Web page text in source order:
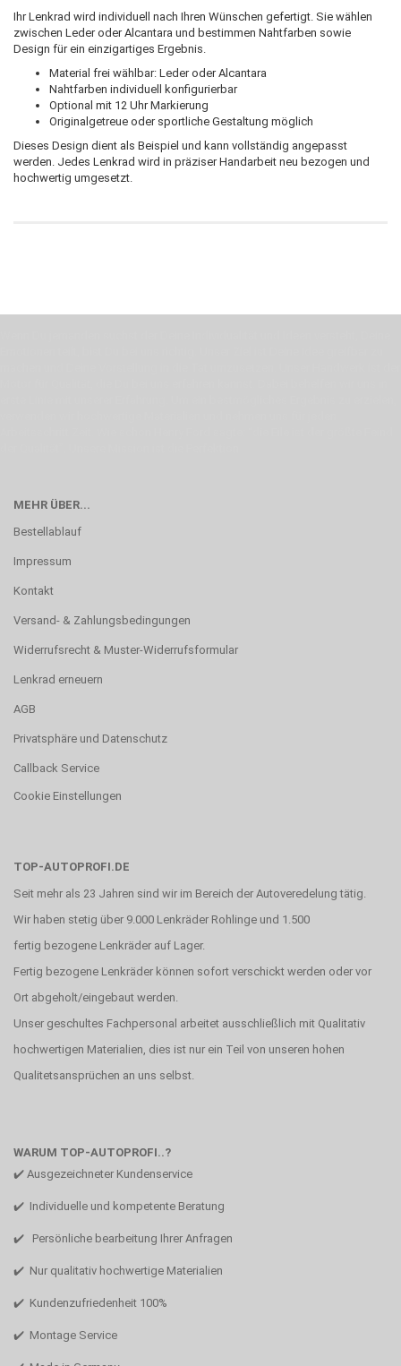
Ihr Lenkrad wird individuell nach Ihren Wünschen gefertigt. Sie wählen
zwischen Leder oder Alcantara und bestimmen Nahtfarben sowie
Design für ein einzigartiges Ergebnis.
Material frei wählbar: Leder oder Alcantara
Nahtfarben individuell konfigurierbar
Optional mit 12 Uhr Markierung
Originalgetreue oder sportliche Gestaltung möglich
Dieses Design dient als Beispiel und kann vollständig angepasst
werden. Jedes Lenkrad wird in präziser Handarbeit neu bezogen und
hochwertig umgesetzt.
MEHR ÜBER...
Bestellablauf
Impressum
Kontakt
Versand- & Zahlungsbedingungen
Widerrufsrecht & Muster-Widerrufsformular
Lenkrad erneuern
AGB
Privatsphäre und Datenschutz
Callback Service
Cookie Einstellungen
TOP-AUTOPROFI.DE
Seit mehr als 23 Jahren sind wir im Bereich der Autoveredelung tätig.
Wir haben stetig über 9.000 Lenkräder Rohlinge und 1.500
fertig bezogene Lenkräder auf Lager.
Fertig bezogene Lenkräder können sofort verschickt werden oder vor
Ort abgeholt/eingebaut werden.
Unser geschultes Fachpersonal arbeitet ausschließlich mit Qualitativ
hochwertigen Materialien, dies ist nur ein Teil von unseren hohen
Qualitetsansprüchen an uns selbst.
WARUM TOP-AUTOPROFI..?
✔️ Ausgezeichneter Kundenservice
✔️ Individuelle und kompetente Beratung
✔️ Persönliche bearbeitung Ihrer Anfragen
✔️ Nur qualitativ hochwertige Materialien
✔️ Kundenzufriedenheit 100%
✔️ Montage Service